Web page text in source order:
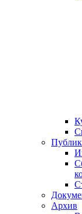
Архив